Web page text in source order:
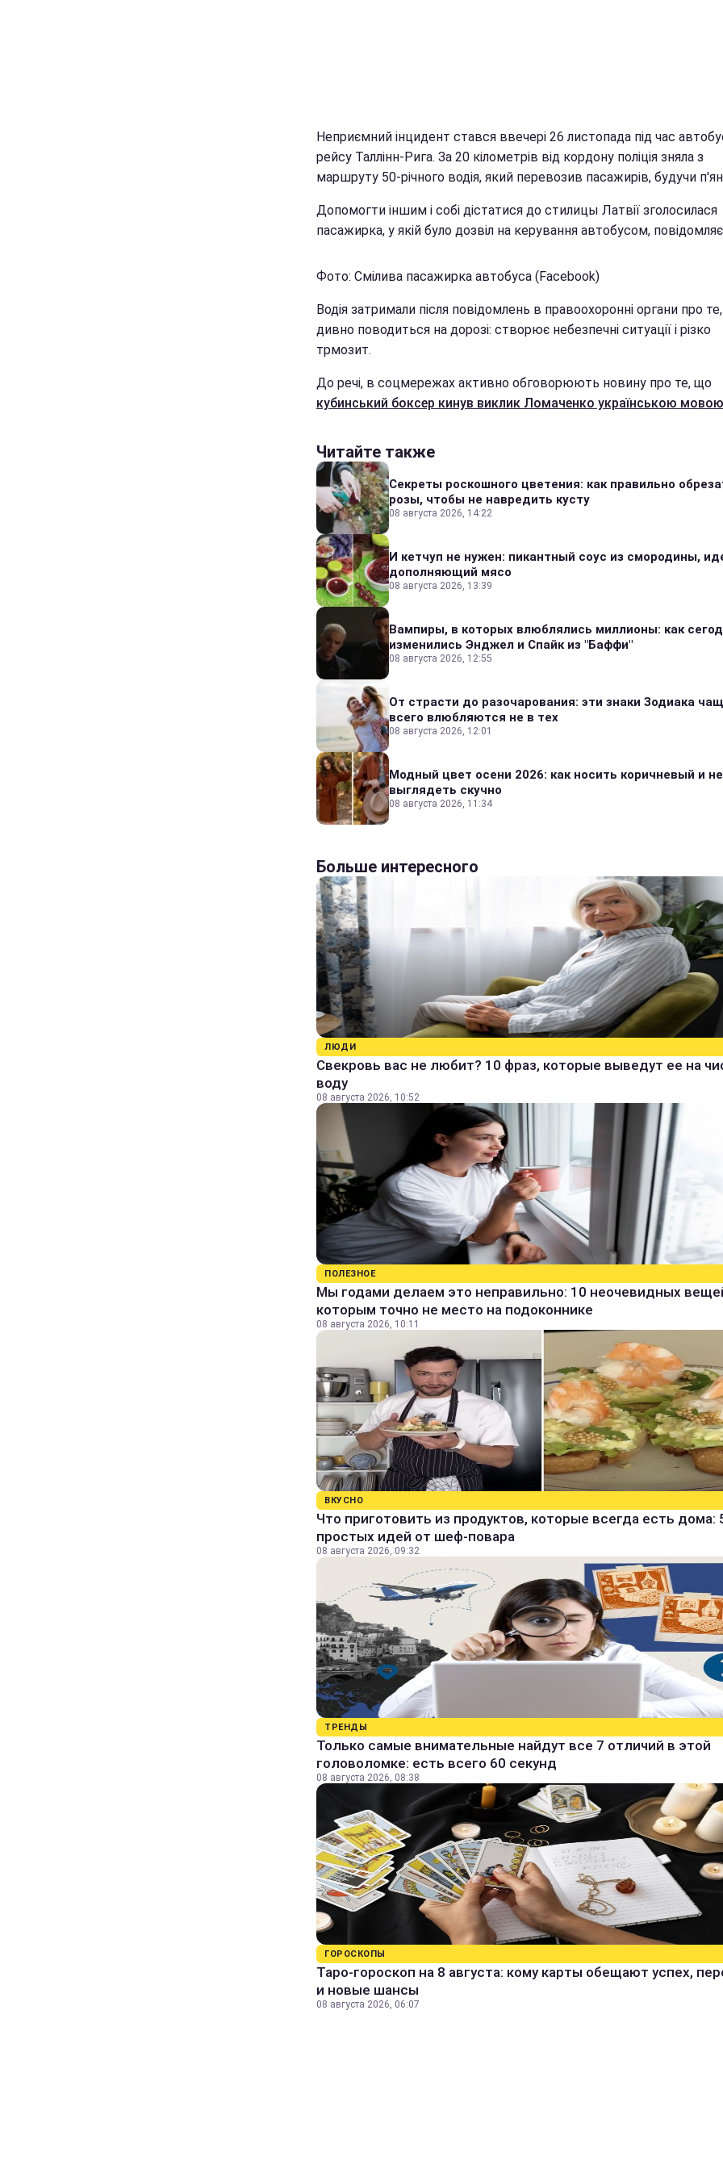
Неприємний інцидент стався ввечері 26 листопада під час
рейсу Таллінн-Рига. За 20 кілометрів від кордону поліція зняла з
маршруту 50-річного водія, який перевозив пасажирів, будучи
Допомогти іншим і собі дістатися до стилицы Латвії зголосилася
пасажирка, у якій було дозвіл на керування автобусом,
Фото: Смілива пасажирка автобуса (Facebook)
Водія затримали після повідомлень в правоохоронні органи про
дивно поводиться на дорозі: створює небезпечні ситуації і різко
трмозит.
До речi, в соцмережах активно обговорюють новину про те, що
кубинський боксер кинув виклик Ломаченко українською
Читайте также
Секреты роскошного цветения: как правильно
розы, чтобы не навредить кусту
08 августа 2026, 14:22
И кетчуп не нужен: пикантный соус из смородины,
дополняющий мясо
08 августа 2026, 13:39
Вампиры, в которых влюблялись миллионы: как
изменились Энджел и Спайк из "Баффи"
08 августа 2026, 12:55
От страсти до разочарования: эти знаки Зодиака
всего влюбляются не в тех
08 августа 2026, 12:01
Модный цвет осени 2026: как носить коричневый и не
выглядеть скучно
08 августа 2026, 11:34
Больше интересного
ЛЮДИ
Свекровь вас не любит? 10 фраз, которые выведут ее на
воду
08 августа 2026, 10:52
ПОЛЕЗНОЕ
Мы годами делаем это неправильно: 10 неочевидных
которым точно не место на подоконнике
08 августа 2026, 10:11
ВКУСНО
Что приготовить из продуктов, которые всегда есть дома:
простых идей от шеф-повара
08 августа 2026, 09:32
ТРЕНДЫ
Только самые внимательные найдут все 7 отличий в этой
головоломке: есть всего 60 секунд
08 августа 2026, 08:38
ГОРОСКОПЫ
Таро-гороскоп на 8 августа: кому карты обещают успех,
и новые шансы
08 августа 2026, 06:07